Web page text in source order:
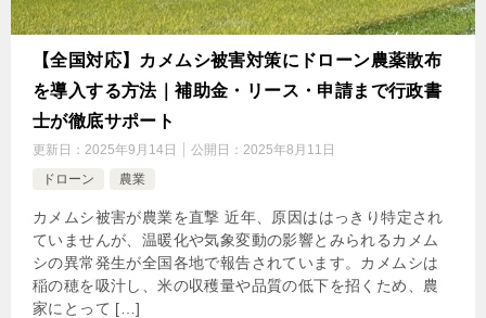
【全国対応】カメムシ被害対策にドローン農薬散布
を導入する方法｜補助金・リース・申請まで行政書
士が徹底サポート
更新日： 2025年9月14日 公開日： 2025年8月11日
ドローン
農業
カメムシ被害が農業を直撃 近年、原因ははっきり特定され
ていませんが、温暖化や気象変動の影響とみられるカメム
シの異常発生が全国各地で報告されています。カメムシは
稲の穂を吸汁し、米の収穫量や品質の低下を招くため、農
家にとって […]